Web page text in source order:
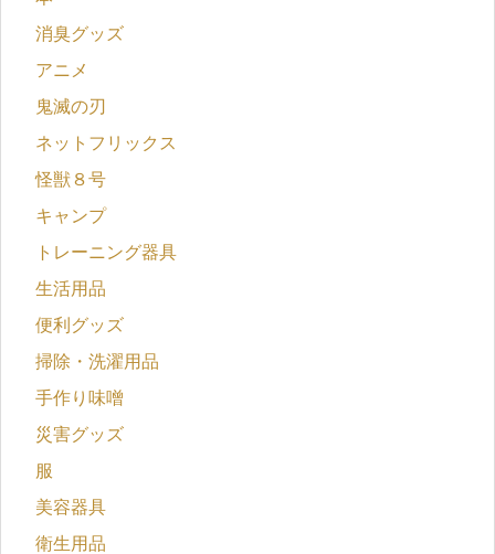
消臭グッズ
アニメ
鬼滅の刃
ネットフリックス
怪獣８号
キャンプ
トレーニング器具
生活用品
便利グッズ
掃除・洗濯用品
手作り味噌
災害グッズ
服
美容器具
衛生用品